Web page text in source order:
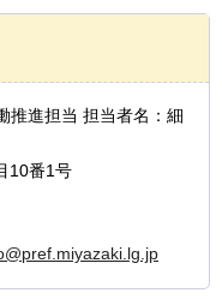
推進担当 担当者名：細
10番1号